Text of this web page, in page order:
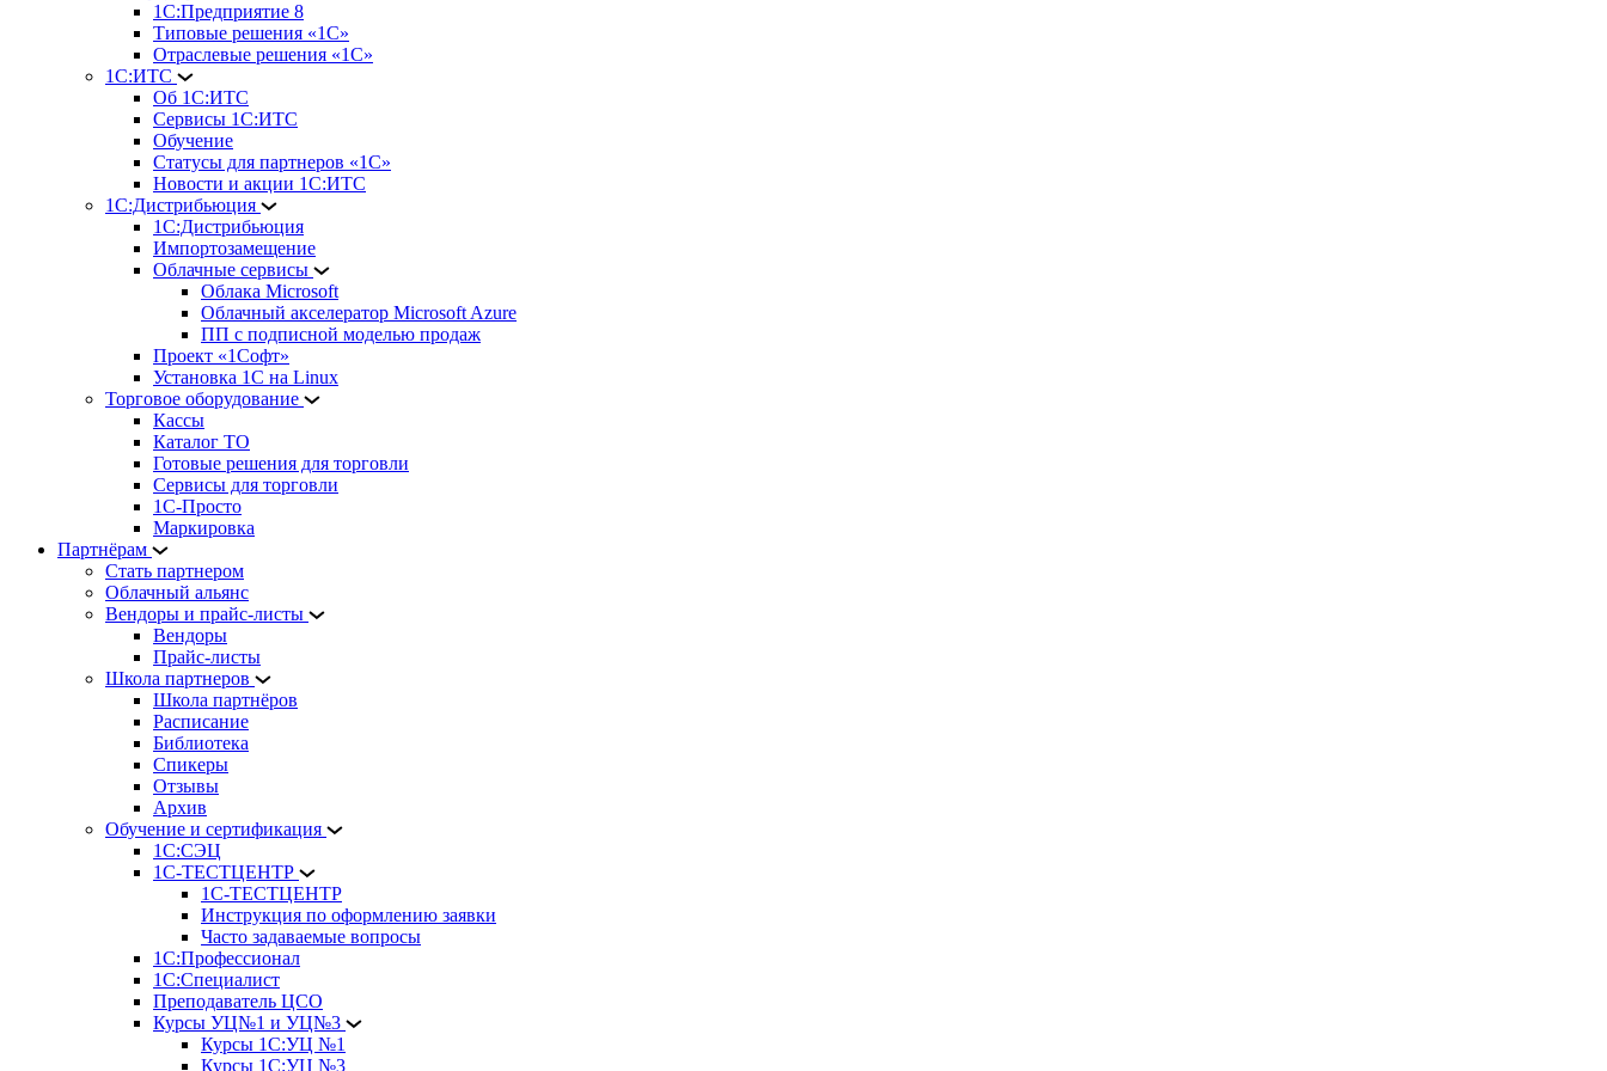
1С:Предприятие 8
Типовые решения «1С»
Отраслевые решения «1С»
1С:ИТС
Об 1С:ИТС
Сервисы 1С:ИТС
Обучение
Статусы для партнеров «1С»
Новости и акции 1С:ИТС
1С:Дистрибьюция
1С:Дистрибьюция
Импортозамещение
Облачные сервисы
Облака Microsoft
Облачный акселератор Microsoft Azure
ПП с подписной моделью продаж
Проект «1Софт»
Установка 1С на Linux
Торговое оборудование
Кассы
Каталог ТО
Готовые решения для торговли
Сервисы для торговли
1С-Просто
Маркировка
Партнёрам
Стать партнером
Облачный альянс
Вендоры и прайс-листы
Вендоры
Прайс-листы
Школа партнеров
Школа партнёров
Расписание
Библиотека
Спикеры
Отзывы
Архив
Обучение и сертификация
1С:СЭЦ
1С-ТЕСТЦЕНТР
1С-ТЕСТЦЕНТР
Инструкция по оформлению заявки
Часто задаваемые вопросы
1С:Профессионал
1С:Специалист
Преподаватель ЦСО
Курсы УЦ№1 и УЦ№3
Курсы 1С:УЦ №1
Курсы 1С:УЦ №3